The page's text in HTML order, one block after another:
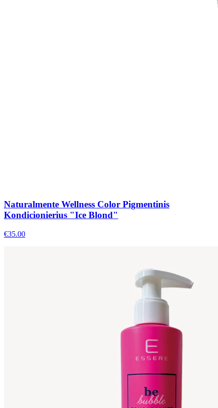
Naturalmente Wellness Color Pigmentinis
Kondicionierius "Ice Blond"
€35.00